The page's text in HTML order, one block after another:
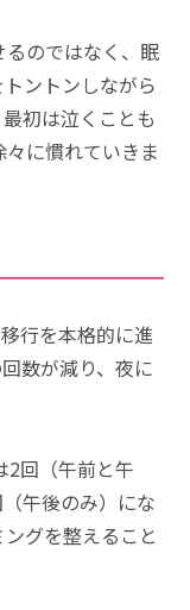
のではなく、眠
ントンしながら
初は泣くことも
に慣れていきま
行を本格的に進
数が減り、夜に
2回（午前と午
午後のみ）にな
グを整えること